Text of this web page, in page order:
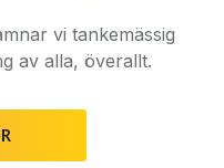
vi tankemässig
av alla, överallt.